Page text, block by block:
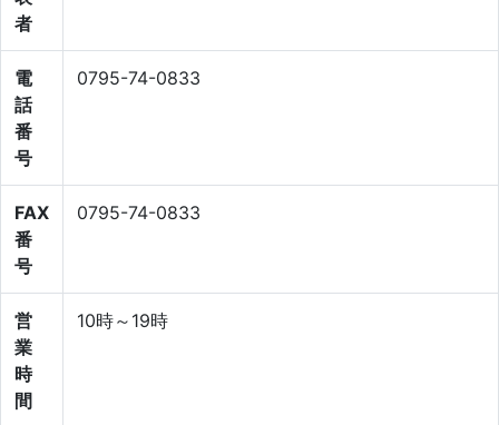
者
電
話
番
号
0795-74-0833
FAX
番
号
0795-74-0833
営
業
時
間
10時～19時